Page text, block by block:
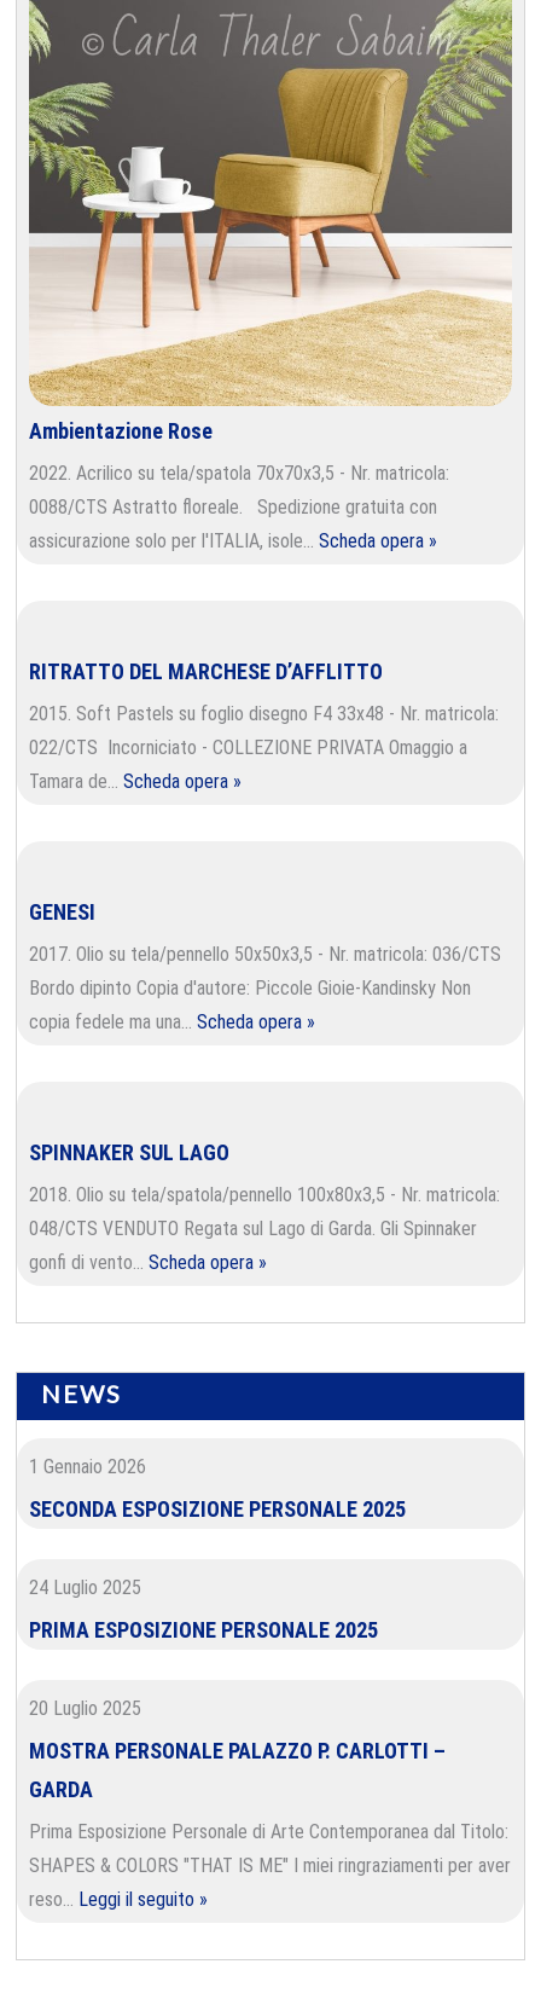
Ambientazione Rose
2022. Acrilico su tela/spatola 70x70x3,5 - Nr. matricola:
0088/CTS Astratto floreale. Spedizione gratuita con
assicurazione solo per l'ITALIA, isole…Scheda opera »
RITRATTO DEL MARCHESE D’AFFLITTO
2015. Soft Pastels su foglio disegno F4 33x48 - Nr. matricola:
022/CTS Incorniciato - COLLEZIONE PRIVATA Omaggio a
Tamara de…Scheda opera »
GENESI
2017. Olio su tela/pennello 50x50x3,5 - Nr. matricola: 036/CTS
Bordo dipinto Copia d'autore: Piccole Gioie-Kandinsky Non
copia fedele ma una…Scheda opera »
SPINNAKER SUL LAGO
2018. Olio su tela/spatola/pennello 100x80x3,5 - Nr. matricola:
048/CTS VENDUTO Regata sul Lago di Garda. Gli Spinnaker
gonfi di vento…Scheda opera »
NEWS
1 Gennaio 2026
SECONDA ESPOSIZIONE PERSONALE 2025
24 Luglio 2025
PRIMA ESPOSIZIONE PERSONALE 2025
20 Luglio 2025
MOSTRA PERSONALE PALAZZO P. CARLOTTI –
GARDA
Prima Esposizione Personale di Arte Contemporanea dal Titolo:
SHAPES & COLORS "THAT IS ME" I miei ringraziamenti per aver
reso… Leggi il seguito »